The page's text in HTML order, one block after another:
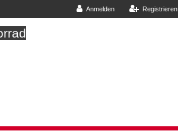
Anmelden Registrieren